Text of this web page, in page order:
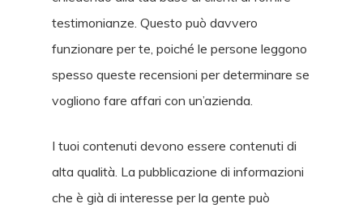
testimonianze. Questo può davvero
funzionare per te, poiché le persone leggono
spesso queste recensioni per determinare se
vogliono fare affari con un’azienda.
I tuoi contenuti devono essere contenuti di
alta qualità. La pubblicazione di informazioni
che è già di interesse per la gente può